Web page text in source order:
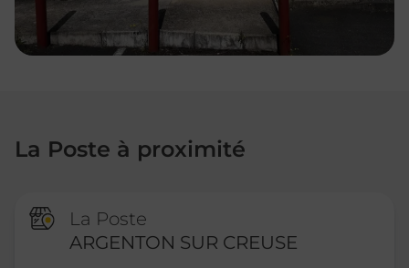
La Poste à proximité
La Poste
ARGENTON SUR CREUSE